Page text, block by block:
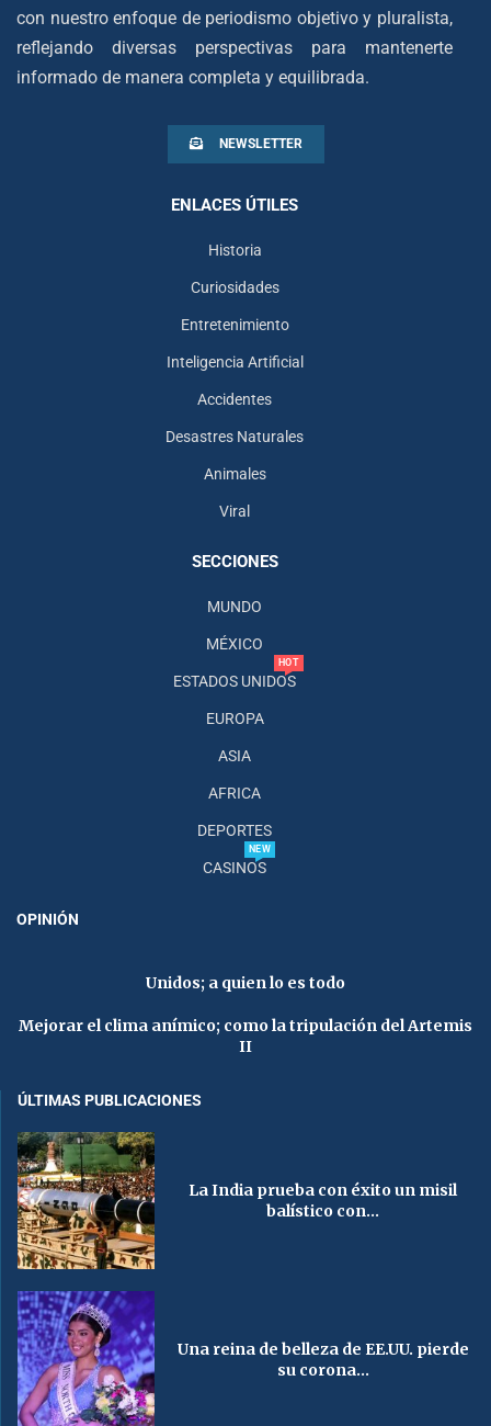
con nuestro enfoque de periodismo objetivo y pluralista,
reflejando diversas perspectivas para mantenerte
informado de manera completa y equilibrada.
NEWSLETTER
ENLACES ÚTILES
Historia
Curiosidades
Entretenimiento
Inteligencia Artificial
Accidentes
Desastres Naturales
Animales
Viral
SECCIONES
MUNDO
MÉXICO
ESTADOS UNIDOS
HOT
EUROPA
ASIA
AFRICA
DEPORTES
CASINOS
NEW
OPINIÓN
Unidos; a quien lo es todo
Mejorar el clima anímico; como la tripulación del Artemis
II
ÚLTIMAS PUBLICACIONES
La India prueba con éxito un misil
balístico con...
Una reina de belleza de EE.UU. pierde
su corona...